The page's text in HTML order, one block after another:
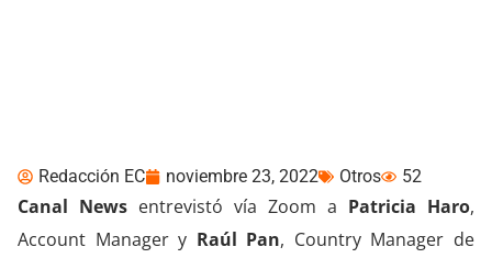
Redacción EC noviembre 23, 2022 Otros 52
Canal News entrevistó vía Zoom a Patricia Haro,
Account Manager y Raúl Pan, Country Manager de